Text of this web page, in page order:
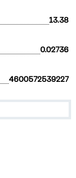
13.38
0.02736
4600572539227